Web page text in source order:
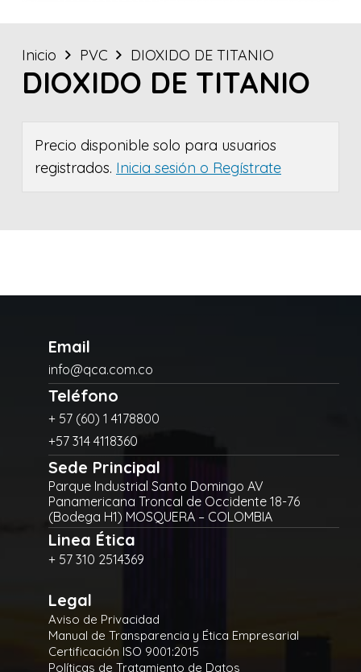
Inicio PVC DIOXIDO DE TITANIO
DIOXIDO DE TITANIO
Precio disponible solo para usuarios
registrados. Inicia sesión o Regístrate
Email
info@qca.com.co
Teléfono
+ 57 (60) 1 4178800
+57 314 4118360
Sede Principal
Parque Industrial Santo Domingo AV
Panamericana Troncal de Occidente 18-76
(Bodega H1) MOSQUERA – COLOMBIA
Linea Ética
+ 57 310 2514369
Legal
Aviso de Privacidad
Manual de Transparencia y Ética Empresarial
Certificación ISO 9001:2015
Políticas de Tratamiento de Datos